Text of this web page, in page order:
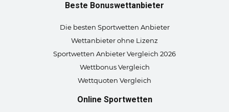
Beste Bonuswettanbieter
Die besten Sportwetten Anbieter
Wettanbieter ohne Lizenz
Sportwetten Anbieter Vergleich 2026
Wettbonus Vergleich
Wettquoten Vergleich
Online Sportwetten